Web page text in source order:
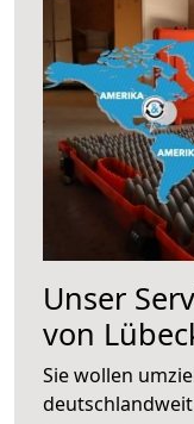
Unser
von
Sie wollen